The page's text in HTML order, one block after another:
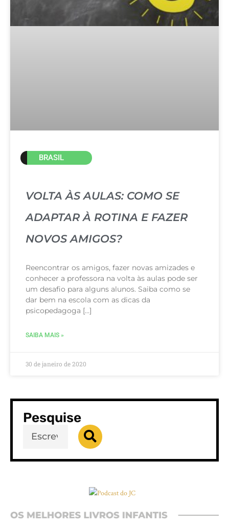
BRASIL
VOLTA ÀS AULAS: COMO SE
ADAPTAR À ROTINA E FAZER
NOVOS AMIGOS?
Reencontrar os amigos, fazer novas amizades e
conhecer a professora na volta às aulas pode ser
um desafio para alguns alunos. Saiba como se
dar bem na escola com as dicas da
psicopedagoga […]
SAIBA MAIS »
30 de janeiro de 2020
Pesquise